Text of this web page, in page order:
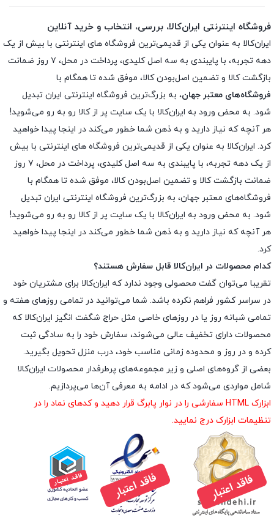
فروشگاه اینترنتی ایران‌کالا، بررسی، انتخاب و خرید آنلاین
ایران‌کالا به عنوان یکی از قدیمی‌ترین فروشگاه های اینترنتی با بیش از یک
دهه تجربه، با پایبندی به سه اصل کلیدی، پرداخت در محل، ۷ روز ضمانت
بازگشت کالا و تضمین اصل‌بودن کالا، موفق شده تا همگام با
فروشگاه‌های معتبر جهان، به بزرگ‌ترین فروشگاه اینترنتی ایران تبدیل
شود. به محض ورود به ایران‌کالا با یک سایت پر از کالا رو به رو می‌شوید!
هر آنچه که نیاز دارید و به ذهن شما خطور می‌کند در اینجا پیدا خواهید
کرد. ایران‌کالا به عنوان یکی از قدیمی‌ترین فروشگاه های اینترنتی با بیش
از یک دهه تجربه، با پایبندی به سه اصل کلیدی، پرداخت در محل، ۷ روز
ضمانت بازگشت کالا و تضمین اصل‌بودن کالا، موفق شده تا همگام با
فروشگاه‌های معتبر جهان، به بزرگ‌ترین فروشگاه اینترنتی ایران تبدیل
شود. به محض ورود به ایران‌کالا با یک سایت پر از کالا رو به رو می‌شوید!
هر آنچه که نیاز دارید و به ذهن شما خطور می‌کند در اینجا پیدا خواهید
کرد.
کدام محصولات در ایران‌کالا قابل سفارش هستند؟
تقریبا می‌توان گفت محصولی وجود ندارد که ایران‌کالا برای مشتریان خود
در سراسر کشور فراهم نکرده باشد. شما می‌توانید در تمامی روزهای هفته و
تمامی شبانه روز یا در روزهای خاصی مثل حراج شگفت انگیز ایران‌کالا که
محصولات دارای تخفیف عالی می‌شوند، سفارش خود را به سادگی ثبت
کرده و در روز و محدوده زمانی مناسب خود، درب منزل تحویل بگیرید.
بعضی از گروه‌های اصلی و زیر مجموعه‌های پرطرفدار محصولات ایران‌کالا
شامل مواردی می‌شود که در ادامه به معرفی آن‌ها می‌پردازیم.
ابزارک HTML سفارشی را در نوار پابرگ قرار دهید و کدهای نماد را در
تنظیمات ابزارک درج نمایید.